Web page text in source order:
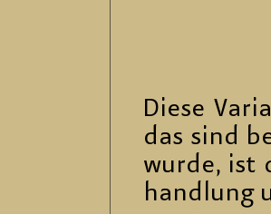
Diese
das sind
wurde, ist
hand­lung